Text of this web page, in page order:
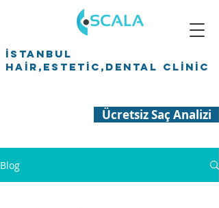
İSTANBUL
HAİR,ESTETİC,DENTAL CLİNİC
Ücretsiz Saç Analizi
Blog